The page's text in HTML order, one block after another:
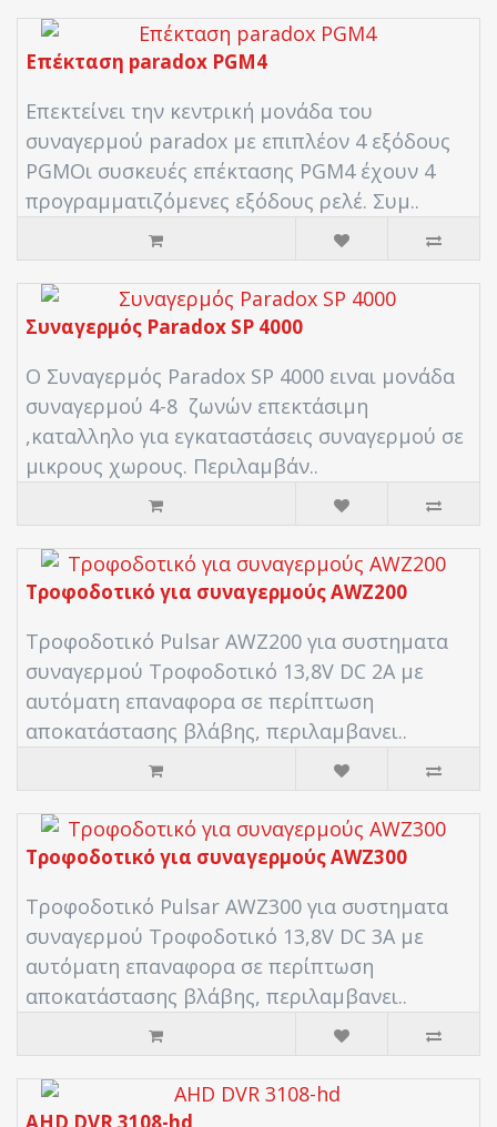
Επέκταση paradox PGM4
Επεκτείνει την κεντρική μονάδα του
συναγερμού paradox με επιπλέον 4 εξόδους
PGMΟι συσκευές επέκτασης PGM4 έχουν 4
προγραμματιζόμενες εξόδους ρελέ. Συμ..
Συναγερμός Paradox SP 4000
Ο Συναγερμός Paradox SP 4000 ειναι μονάδα
συναγερμού 4-8 ζωνών επεκτάσιμη
,καταλληλο για εγκαταστάσεις συναγερμού σε
μικρους χωρους. Περιλαμβάν..
Τροφοδοτικό για συναγερμούς AWZ200
Τροφοδοτικό Pulsar AWZ200 για συστηματα
συναγερμού Τροφοδοτικό 13,8V DC 2A με
αυτόματη επαναφορα σε περίπτωση
αποκατάστασης βλάβης, περιλαμβανει..
Τροφοδοτικό για συναγερμούς AWZ300
Τροφοδοτικό Pulsar AWZ300 για συστηματα
συναγερμού Τροφοδοτικό 13,8V DC 3A με
αυτόματη επαναφορα σε περίπτωση
αποκατάστασης βλάβης, περιλαμβανει..